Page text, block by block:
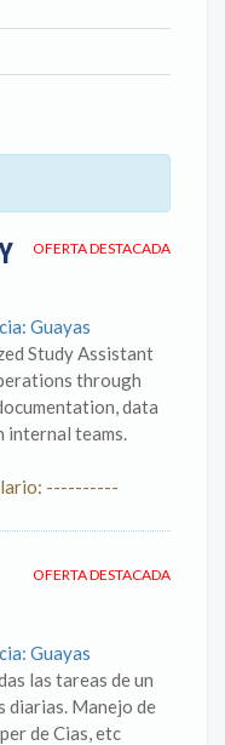
OFERTA DESTACADA
Guayas
Study Assistant
through
data
internal teams.
----------
OFERTA DESTACADA
Guayas
las tareas de un
diarias. Manejo de
de Cias, etc